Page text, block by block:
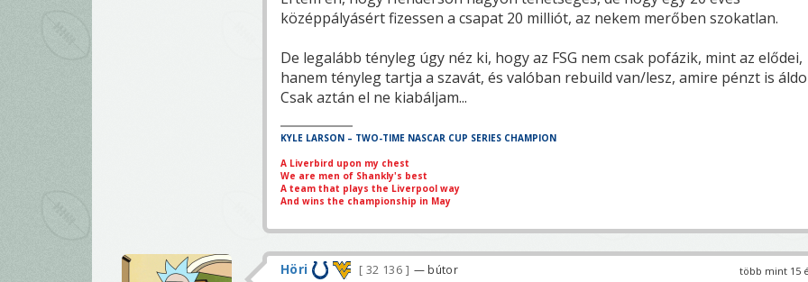
középpályásért fizessen a csapat 20 milliót, az nekem merőben szokatlan.
De legalább tényleg úgy néz ki, hogy az FSG nem csak pofázik, mint az elődei,
hanem tényleg tartja a szavát, és valóban rebuild van/lesz, amire pénzt is
Csak aztán el ne kiabáljam...
KYLE LARSON – TWO-TIME NASCAR CUP SERIES CHAMPION
A Liverbird upon my chest
We are men of Shankly's best
A team that plays the Liverpool way
And wins the championship in May
több mint 15
Höri 32 136 — bútor